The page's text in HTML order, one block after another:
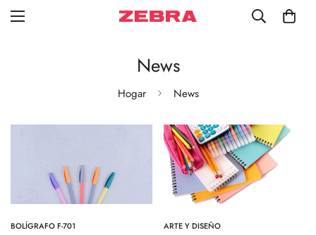
News
Hogar News
BOLÍGRAFO F-701 ARTE Y DISEÑO